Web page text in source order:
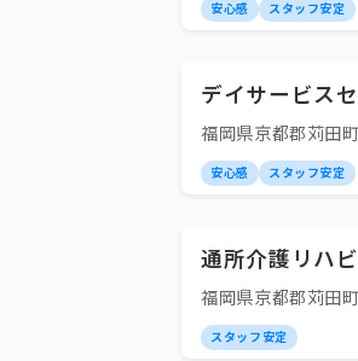
安心感 スタッフ安定
デイサービス
福岡県京都郡苅田
安心感 スタッフ安定
通所介護リハ
福岡県京都郡苅田
スタッフ安定